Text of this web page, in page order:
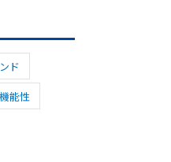
ド
能性